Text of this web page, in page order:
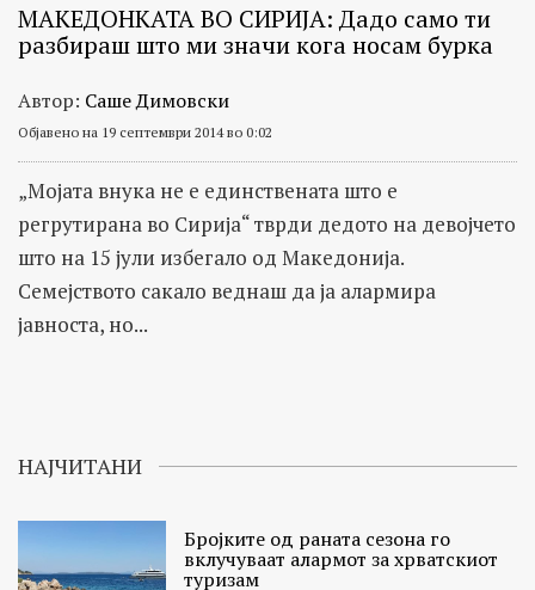
МАКЕДОНКАТА ВО СИРИЈА: Дадо само ти
разбираш што ми значи кога носам бурка
Автор: Саше Димовски
Објавено на 19 септември 2014 во 0:02
„Мојата внука не е единствената што е
регрутирана во Сирија“ тврди дедото на девојчето
што на 15 јули избегало од Македонија.
Семејството сакало веднаш да ја алармира
јавноста, но...
НАЈЧИТАНИ
Бројките од раната сезона го
вклучуваат алармот за хрватскиот
туризам